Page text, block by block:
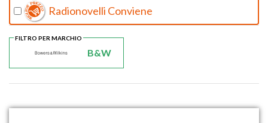
Radionovelli Conviene
B&W
FILTRO PER MARCHIO